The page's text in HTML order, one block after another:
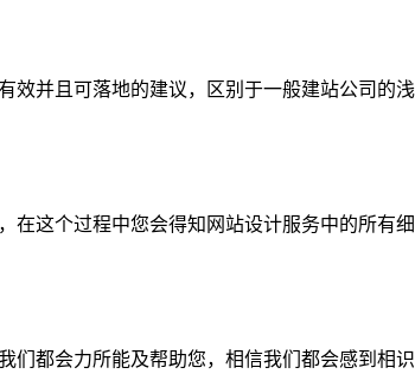
效并且可落地的建议，区别于一般建站公司的
在这个过程中您会得知网站设计服务中的所有
们都会力所能及帮助您，相信我们都会感到相